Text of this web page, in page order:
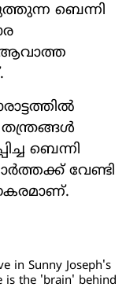
ബെന്നി
ആവാത്ത
ബെന്നി
വേണ്ടി
in Sunny Joseph's
is the 'brain' behind